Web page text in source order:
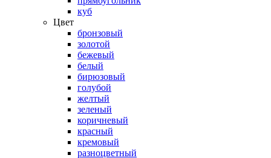
куб
Цвет
бронзовый
золотой
бежевый
белый
бирюзовый
голубой
желтый
зеленый
коричневый
красный
кремовый
разноцветный